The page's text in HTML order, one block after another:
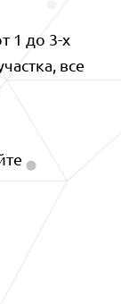
1 до 3-х
все